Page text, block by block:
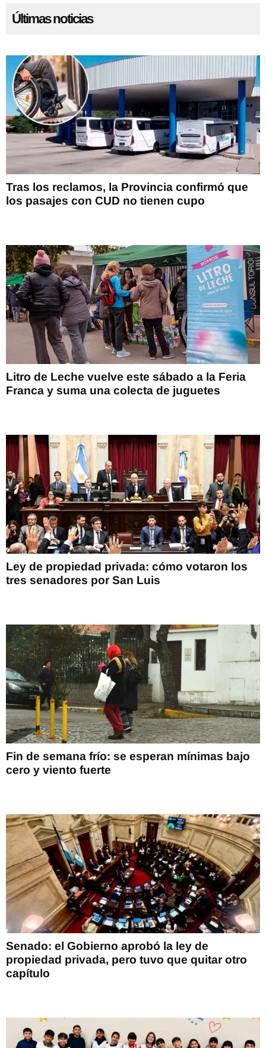
Últimas noticias
Tras los reclamos, la Provincia confirmó que
los pasajes con CUD no tienen cupo
Litro de Leche vuelve este sábado a la Feria
Franca y suma una colecta de juguetes
Ley de propiedad privada: cómo votaron los
tres senadores por San Luis
Fin de semana frío: se esperan mínimas bajo
cero y viento fuerte
Senado: el Gobierno aprobó la ley de
propiedad privada, pero tuvo que quitar otro
capítulo